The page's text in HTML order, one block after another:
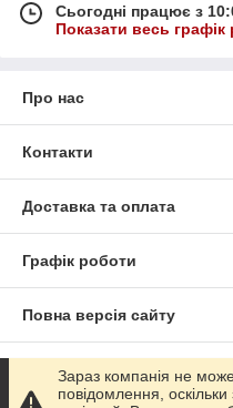
Сьогодні працює з
Показати весь графік
Про нас
Контакти
Доставка та оплата
Графік роботи
Повна версія сайту
Сайт створено на
Зараз компанія не
повідомлення, оскільки